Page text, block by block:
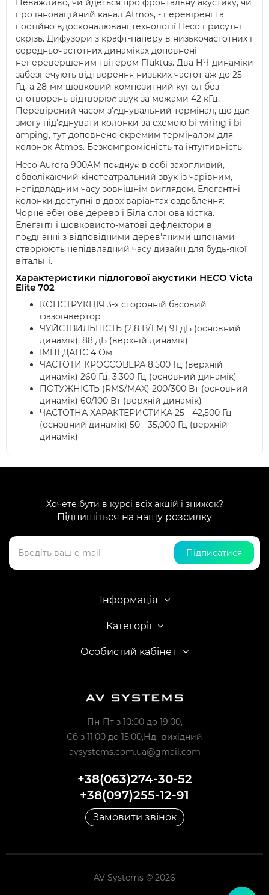
Неважливо, чи йдеться про фронтальну акустику, чи
про інноваційний канал Atmos, - перевірені та
постійно вдосконалювані технології Heco присутні
скрізь. Дифузори з крафт-паперу в низькочастотних і
середньочастотних динаміках доповнені
неперевершеним твітером Fluktus. Два НЧ-динаміки
забезпечують відтворення низьких частот аж до 25
Гц, а 28-мм шовковий композитний купол без
спотворень відтворює звук за межами 42 кГц.
Перевірений часом з'єднувальний термінал, що дає
змогу під'єднувати колонки за схемою bi-wiring і bi-
amping, тут доповнено окремим терміналом для
колонок Atmos. Безкомпромісність та інтуїтивність.
Heco Aurora 900AM поєднує в собі захопливий,
обволікаючий кінотеатральний звук із чарівним,
непідвладним часу зовнішнім виглядом. Елегантні
колонки доступні в двох варіантах оздоблення:
Чорне ебенове дерево і Біла слонова кістка.
Елегантні шовковисто-матові дефлектори в
поєднанні з відповідними дерев'яними шпонами
створюють непідвладний часу дизайн для будь-якої
вітальні.
Характеристики підлогової акустики HECO Victa
Elite 702
КОНСТРУКЦІЯ 3-х сторонній басовий
фазоінвертор
ЧУЙСТВИЛЬНІСТЬ (2,8 В/1 М) 91 дБ (основний
динамік), 88 дБ (верхній динамік)
ІМПЕДАНС 4 Ом
ЧАСТОТИ КРОССОВЕРА 8.500 Гц (верхній
динамік) 260 Гц, 3.300 Гц (основний динамік)
ПОТУЖНІСТЬ (RMS/MAX) 200/300 Вт (основний
динамік) 60/100 Вт (верхній динамік)
ЧАСТОТНА ХАРАКТЕРИСТИКА 25 - 42,500 Гц
(основний динамік) 50 - 35,000 Гц (верхній
динамік)
Хочете бути в курсі всіх акцій і знижок?
Підпишіться на нашу розсилку
Підписатися
Інформація
Категорії
Особистий кабінет
Пн-Пт з 10:00 до 19:00,
Сб з 11:00 до 15:00,Нд- вихідний
avsystems.com.ua@gmail.com
+38(063)274-30-52
+38(097)255-12-91
Замовити звінок
AV Systems © 2026